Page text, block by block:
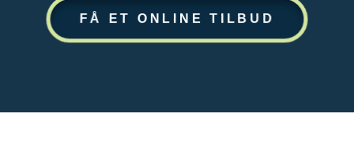
FÅ ET ONLINE TILBUD